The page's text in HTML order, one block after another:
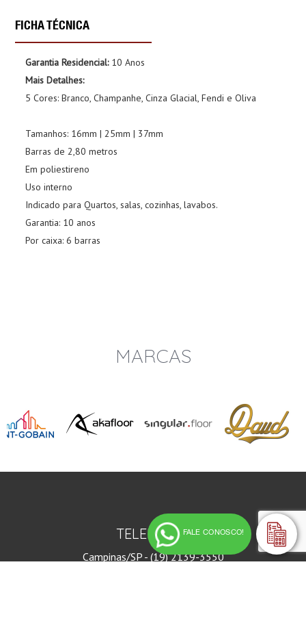
FALE CONOSCO!
FICHA TÉCNICA
Garantia Residencial:10 Anos
Mais Detalhes:
5 Cores: Branco, Champanhe, Cinza Glacial, Fendi e Oliva
Tamanhos: 16mm | 25mm | 37mm
Barras de 2,80 metros
Em poliestireno
Uso interno
Indicado para Quartos, salas, cozinhas, lavabos.
Garantia: 10 anos
Por caixa: 6 barras
MARCAS
TELEFONES
Campinas/SP - (19) 2139-3550